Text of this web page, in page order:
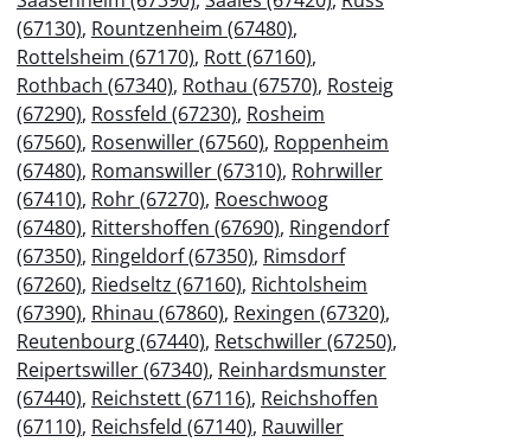
(67130), Rountzenheim (67480),
Rottelsheim (67170), Rott (67160),
Rothbach (67340), Rothau (67570), Rosteig
(67290), Rossfeld (67230), Rosheim
(67560), Rosenwiller (67560), Roppenheim
(67480), Romanswiller (67310), Rohrwiller
(67410), Rohr (67270), Roeschwoog
(67480), Rittershoffen (67690), Ringendorf
(67350), Ringeldorf (67350), Rimsdorf
(67260), Riedseltz (67160), Richtolsheim
(67390), Rhinau (67860), Rexingen (67320),
Reutenbourg (67440), Retschwiller (67250),
Reipertswiller (67340), Reinhardsmunster
(67440), Reichstett (67116), Reichshoffen
(67110), Reichsfeld (67140), Rauwiller